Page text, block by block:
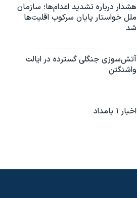
هشدار درباره تشدید اعدام‌ها؛ سازمان
ملل خواستار پایان سرکوب اقلیت‌ها
شد
آتش‌سوزی جنگلی گسترده در ایالت
واشنگتن
اخبار ۱ بامداد